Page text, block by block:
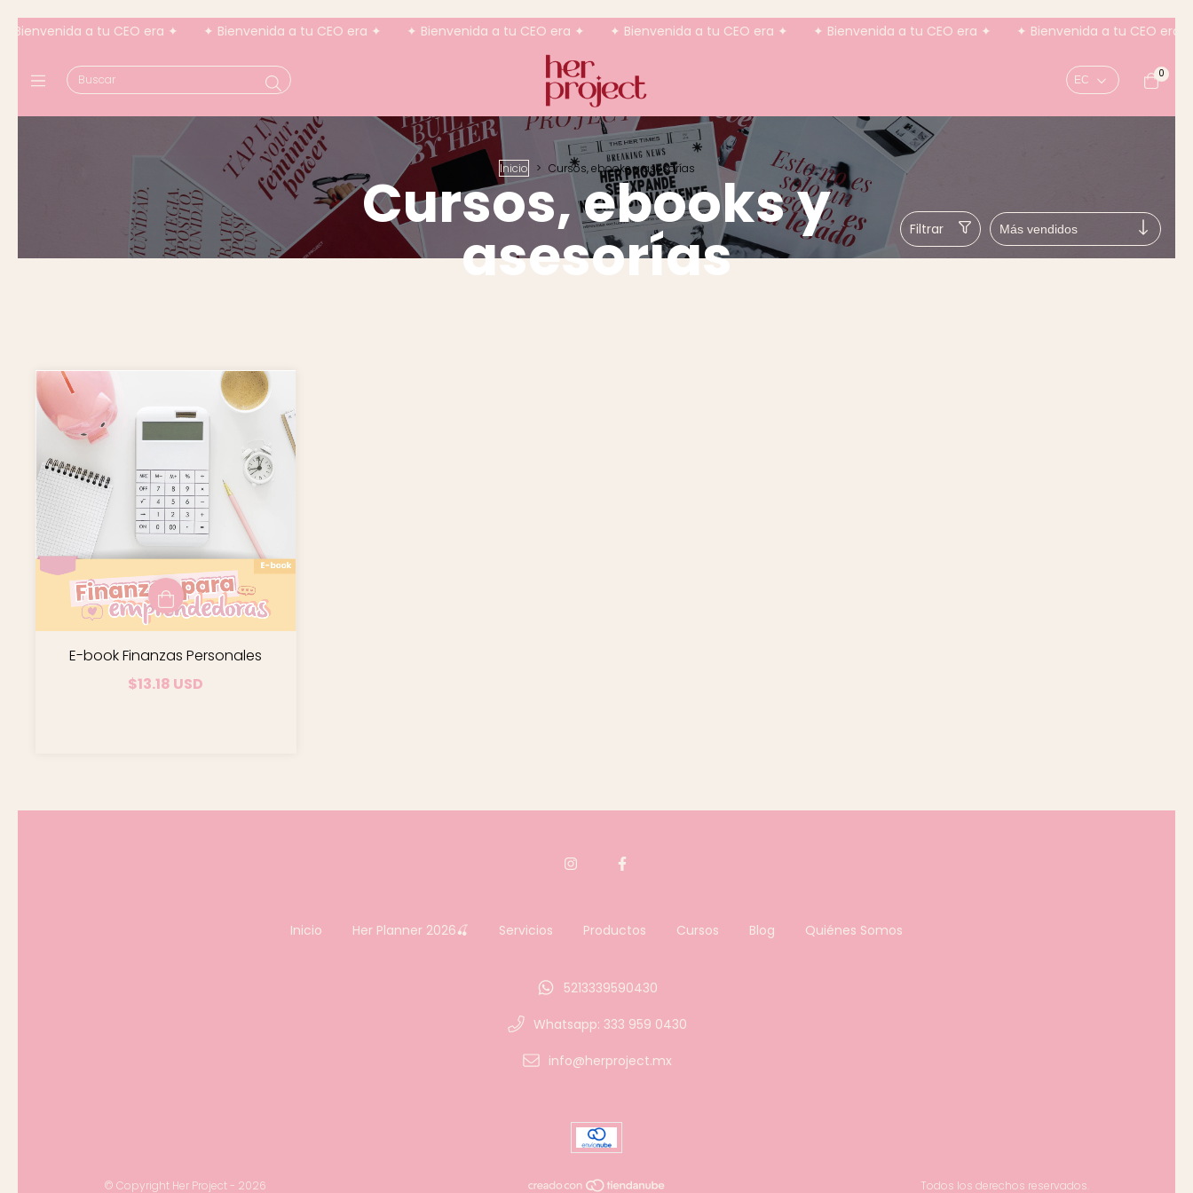
a tu CEO era ✦ ✦ Bienvenida a tu CEO era ✦ ✦ Bienvenida a tu CEO era ✦ ✦ Bienvenida a tu CEO era ✦ ✦ Bienvenida a tu CEO era ✦ ✦ Bienvenida a tu CEO era ✦
0
Inicio > Cursos, ebooks y asesorías
Cursos, ebooks y
asesorías Filtrar
E-book Finanzas Personales
$13.18 USD
Inicio Her Planner 2026🍒 Servicios Productos Cursos Blog Quiénes Somos
5213339590430
Whatsapp: 333 959 0430
info@herproject.mx
© Copyright Her Project - 2026 Todos los derechos reservados.